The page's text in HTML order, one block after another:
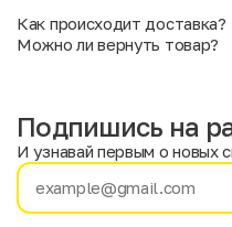
Как происходит доставка?
Можно ли вернуть товар?
Имя
Подпишись на
И узнавай первым о новых